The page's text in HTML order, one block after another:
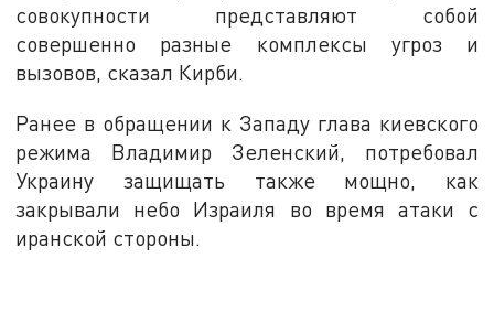
совокупности представляют собой
совершенно разные комплексы угроз и
вызовов, сказал Кирби.
Ранее в обращении к Западу глава киевского
режима Владимир Зеленский, потребовал
Украину защищать также мощно, как
закрывали небо Израиля во время атаки с
иранской стороны.